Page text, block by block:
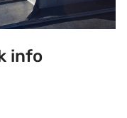
info